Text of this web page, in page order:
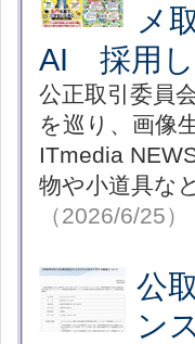
メ
AI 採用し
公正取引委員
を巡り、画像
ITmedia
物や小道具な
（2026/6/25）
公
ン